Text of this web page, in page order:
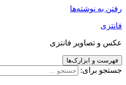
رفتن به نوشته‌ها
فانتزی
عکس و تصاویر فانتزی
فهرست و ابزارک‌ها
جستجو برای: